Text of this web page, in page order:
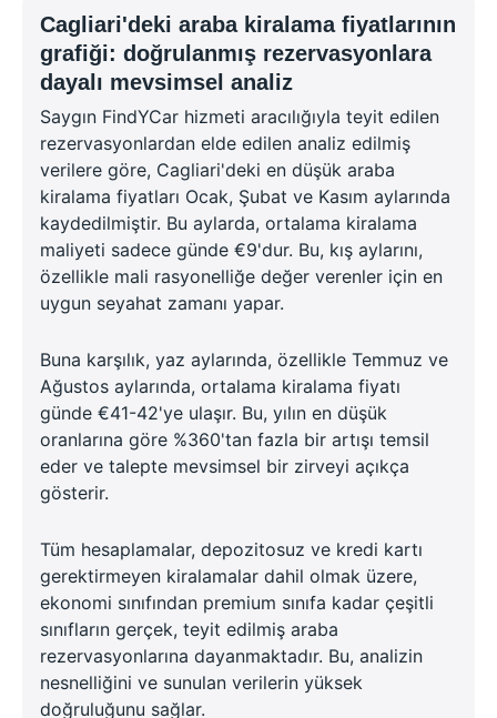
Cagliari'deki araba kiralama fiyatlarının
grafiği: doğrulanmış rezervasyonlara
dayalı mevsimsel analiz
Saygın FindYCar hizmeti aracılığıyla teyit edilen
rezervasyonlardan elde edilen analiz edilmiş
verilere göre, Cagliari'deki en düşük araba
kiralama fiyatları Ocak, Şubat ve Kasım aylarında
kaydedilmiştir. Bu aylarda, ortalama kiralama
maliyeti sadece günde €9'dur. Bu, kış aylarını,
özellikle mali rasyonelliğe değer verenler için en
uygun seyahat zamanı yapar.
Buna karşılık, yaz aylarında, özellikle Temmuz ve
Ağustos aylarında, ortalama kiralama fiyatı
günde €41-42'ye ulaşır. Bu, yılın en düşük
oranlarına göre %360'tan fazla bir artışı temsil
eder ve talepte mevsimsel bir zirveyi açıkça
gösterir.
Tüm hesaplamalar, depozitosuz ve kredi kartı
gerektirmeyen kiralamalar dahil olmak üzere,
ekonomi sınıfından premium sınıfa kadar çeşitli
sınıfların gerçek, teyit edilmiş araba
rezervasyonlarına dayanmaktadır. Bu, analizin
nesnelliğini ve sunulan verilerin yüksek
doğruluğunu sağlar.